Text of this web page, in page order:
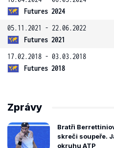
Futures 2024
05.11.2021 - 22.06.2022
Futures 2021
17.02.2018 - 03.03.2018
Futures 2018
Zprávy
Bratři
skreči soupeře.
okruhu ATP